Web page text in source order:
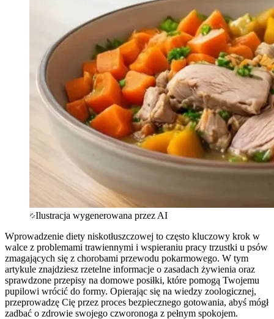
Ilustracja wygenerowana przez AI
Wprowadzenie diety niskotłuszczowej to często kluczowy krok w
walce z problemami trawiennymi i wspieraniu pracy trzustki u psów
zmagających się z chorobami przewodu pokarmowego. W tym
artykule znajdziesz rzetelne informacje o zasadach żywienia oraz
sprawdzone przepisy na domowe posiłki, które pomogą Twojemu
pupilowi wrócić do formy. Opierając się na wiedzy zoologicznej,
przeprowadzę Cię przez proces bezpiecznego gotowania, abyś mógł
zadbać o zdrowie swojego czworonoga z pełnym spokojem.